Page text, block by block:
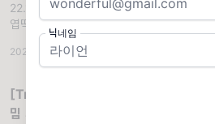
닉네임
22.12.08 (목) '맵치광이'. 용례 1. 아니 뭔
엽떡을 먹제... 이 맵치광이야 ㅠㅠ 김 OO
2. 어떻게 저기에 핫소스를 더 뿌릴 생각을
는거지... 너 맵치광이니? 홍 OO 씨
2022.12.08 · 조회 7.97K
[Trend A Word #322] 2024 하반기
밈 개 크게 시작, 문제가 될까요?